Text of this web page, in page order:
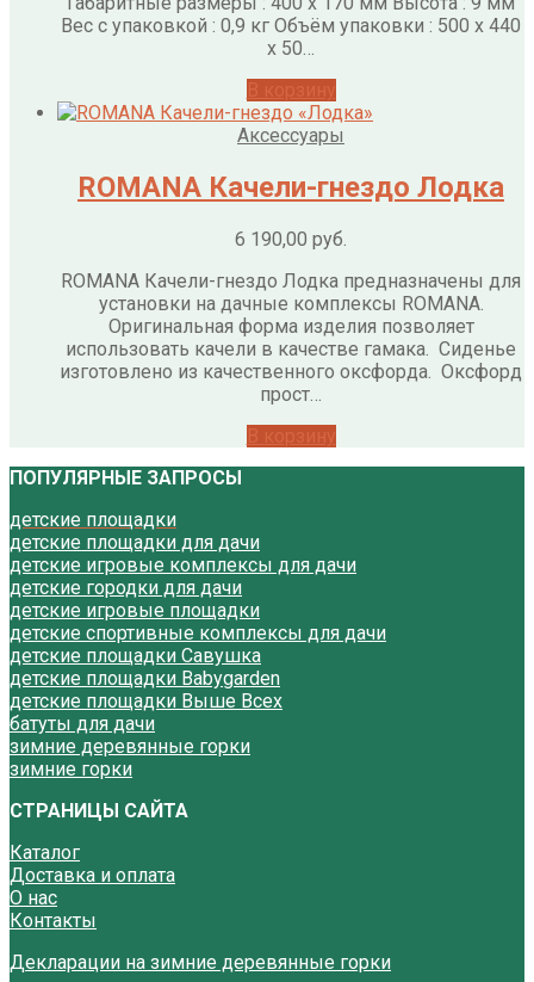
Вес с упаковкой : 0,9 кг Объём упаковки : 500 x 440
x 50…
Аксессуары
ROMANA Качели-гнездо Лодка
6 190,00 руб.
ROMANA Качели-гнездо Лодка предназначены для
установки на дачные комплексы ROMANA.
Оригинальная форма изделия позволяет
использовать качели в качестве гамака. Сиденье
изготовлено из качественного оксфорда. Оксфорд
прост…
ПОПУЛЯРНЫЕ ЗАПРОСЫ
детские площадки
детские площадки для дачи
детские игровые комплексы для дачи
детские городки для дачи
детские игровые площадки
детские спортивные комплексы для дачи
детские площадки Савушка
детские площадки Babygarden
детские площадки Выше Всех
батуты для дачи
зимние деревянные горки
зимние горки
СТРАНИЦЫ САЙТА
Каталог
Доставка и оплата
О нас
Контакты
Декларации на зимние деревянные горки